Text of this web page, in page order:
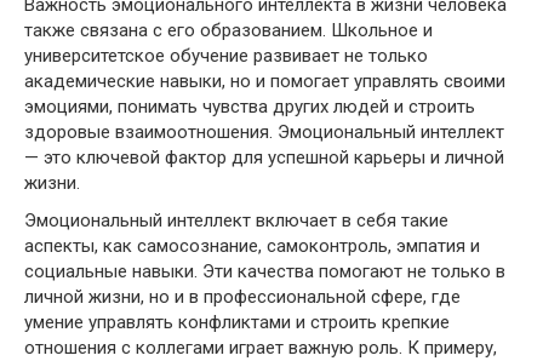
Важность эмоционального интеллекта в жизни человека
также связана с его образованием. Школьное и
университетское обучение развивает не только
академические навыки, но и помогает управлять своими
эмоциями, понимать чувства других людей и строить
здоровые взаимоотношения. Эмоциональный интеллект
— это ключевой фактор для успешной карьеры и личной
жизни.
Эмоциональный интеллект включает в себя такие
аспекты, как самосознание, самоконтроль, эмпатия и
социальные навыки. Эти качества помогают не только в
личной жизни, но и в профессиональной сфере, где
умение управлять конфликтами и строить крепкие
отношения с коллегами играет важную роль. К примеру,